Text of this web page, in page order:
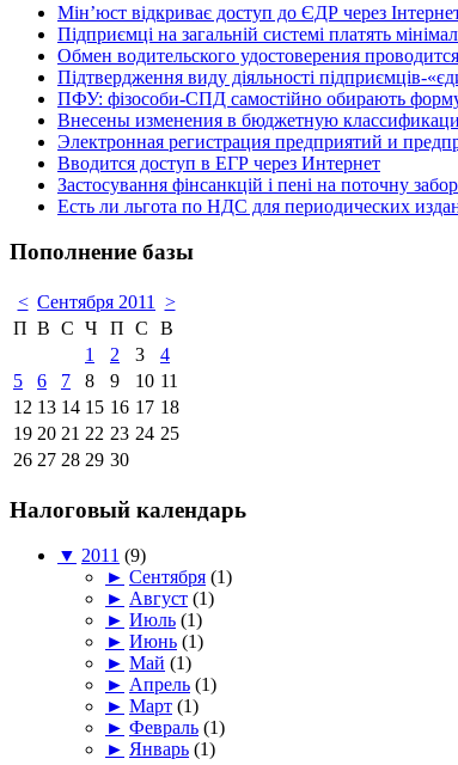
Мін’юст відкриває доступ до ЄДР через
Підприємці на загальній системі платять
Обмен водительского удостоверения
Підтвердження виду діяльності підприємців-
ПФУ: фізособи-СПД самостійно обирають
Внесены изменения в бюджетную
Электронная регистрация предприятий и
Вводится доступ в ЕГР через Интернет
Застосування фінсанкцій і пені на поточну
Есть ли льгота по НДС для периодических
Пополнение базы
< Сентября 2011
>
П В С Ч П С
В
1
2 3
4
5
6 7 8 9 10 11
12 13 14 15 16 17 18
19 20 21 22 23 24 25
26 27 28 29 30
Налоговый календарь
▼ 2011 (9)
► Сентября (1)
► Август (1)
► Июль (1)
► Июнь (1)
► Май (1)
► Апрель (1)
► Март (1)
► Февраль (1)
► Январь (1)